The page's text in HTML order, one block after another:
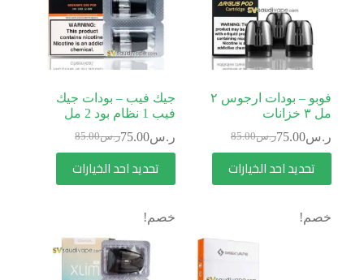
فوبو – بودات ارجوس ٢
مل ٣ خزانات
ر.س85.00 ر.س75.00
تحديد احد الخيارات
جيك فيب – بودات جيك
فيب 1 نظام بود 2 مل
ر.س85.00 ر.س75.00
تحديد احد الخيارات
خصم! خصم!